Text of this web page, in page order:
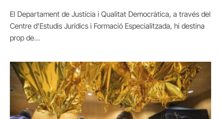
El Departament de Justícia i Qualitat Democràtica, a través del
Centre d’Estudis Jurídics i Formació Especialitzada, hi destina
prop de…